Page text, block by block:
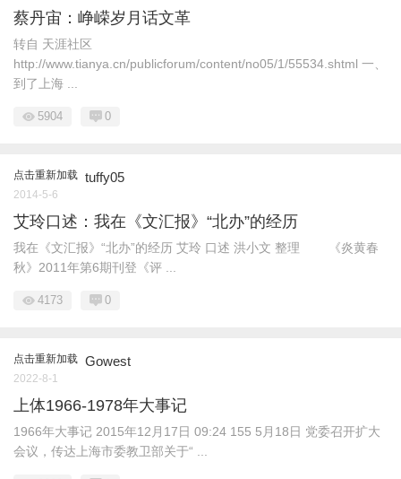
蔡丹宙：峥嵘岁月话文革
转自 天涯社区
http://www.tianya.cn/publicforum/content/no05/1/55534.shtml 一、
到了上海 ...
5904 0
点击重新加载 tuffy05
2014-5-6
艾玲口述：我在《文汇报》“北办”的经历
我在《文汇报》“北办”的经历 艾玲 口述 洪小文 整理 《炎黄春
秋》2011年第6期刊登《评 ...
4173 0
点击重新加载 Gowest
2022-8-1
上体1966-1978年大事记
1966年大事记 2015年12月17日 09:24 155 5月18日 党委召开扩大
会议，传达上海市委教卫部关于“ ...